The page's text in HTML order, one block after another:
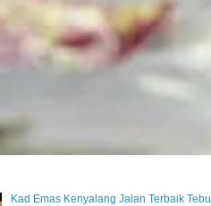
Kad Emas Kenyalang Jalan Terbaik